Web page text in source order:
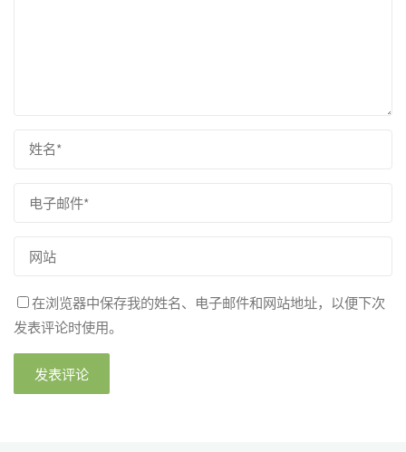
在浏览器中保存我的姓名、电子邮件和网站地址，以便下次
发表评论时使用。